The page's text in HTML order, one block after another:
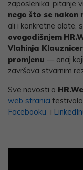
zaposlenika, pitanje
nego što se nakon
ali i konkretne alate,
ovogodišnjem
Vlahinja Klauznicer
promjenu — onaj
završava stvarnim
Sve novosti o
web stranici
Facebooku i